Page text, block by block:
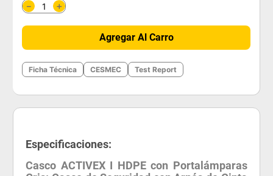
＋
－
Agregar Al Carro
Ficha Técnica CESMEC Test Report
Especificaciones:
Casco ACTIVEX I HDPE con Portalámparas